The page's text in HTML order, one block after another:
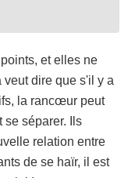
et elles ne
dire que s'il y a
la rancœur peut
se séparer. Ils
relation entre
de se haïr, il est